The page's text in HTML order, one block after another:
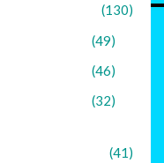
(130)
(49)
(46)
(32)
(41)